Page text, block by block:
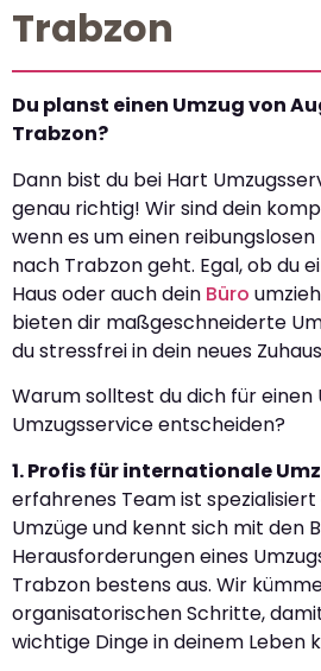
Trabzon
Du planst einen Umzug von
Trabzon?
Dann bist du bei Hart
genau richtig! Wir sind dein
wenn es um einen
nach Trabzon geht. Egal, ob du
Haus oder auch dein Büro
bieten dir maßgeschneiderte
du stressfrei in dein neues
Warum solltest du dich für einen
Umzugsservice entscheiden?
1. Profis für internationale
erfahrenes Team ist
Umzüge und kennt sich mit den
Herausforderungen eines
Trabzon bestens aus. Wir
organisatorischen Schritte,
wichtige Dinge in deinem Leben